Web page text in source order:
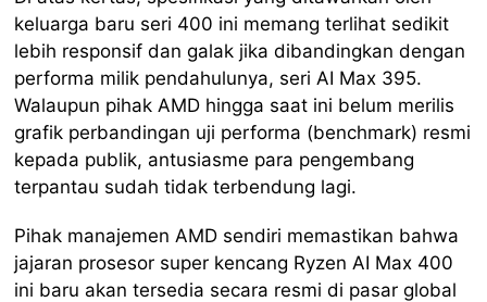
keluarga baru seri 400 ini memang terlihat sedikit
lebih responsif dan galak jika dibandingkan dengan
performa milik pendahulunya, seri AI Max 395.
Walaupun pihak AMD hingga saat ini belum merilis
grafik perbandingan uji performa (benchmark) resmi
kepada publik, antusiasme para pengembang
terpantau sudah tidak terbendung lagi.
Pihak manajemen AMD sendiri memastikan bahwa
jajaran prosesor super kencang Ryzen AI Max 400
ini baru akan tersedia secara resmi di pasar global